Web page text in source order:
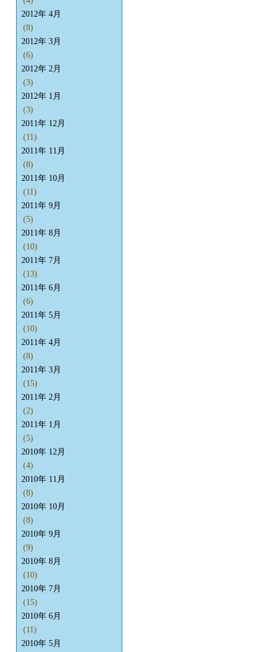
2012年 4月
(8)
2012年 3月
(6)
2012年 2月
(3)
2012年 1月
(3)
2011年 12月
(11)
2011年 11月
(8)
2011年 10月
(11)
2011年 9月
(5)
2011年 8月
(10)
2011年 7月
(13)
2011年 6月
(6)
2011年 5月
(10)
2011年 4月
(8)
2011年 3月
(15)
2011年 2月
(2)
2011年 1月
(5)
2010年 12月
(4)
2010年 11月
(8)
2010年 10月
(8)
2010年 9月
(9)
2010年 8月
(10)
2010年 7月
(15)
2010年 6月
(11)
2010年 5月